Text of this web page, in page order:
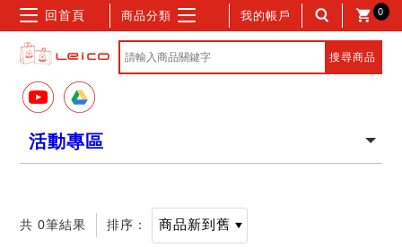
回首頁 商品分類 我的帳戶 0
活動專區
共 0筆結果 排序：